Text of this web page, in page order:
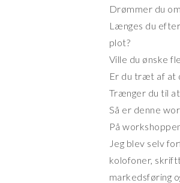
Drømmer du
Længes du
plot?
Ville du ønske
Er du træt af at
Trænger du til
Så er denne
På
Jeg blev selv
kolofoner,
markedsføring